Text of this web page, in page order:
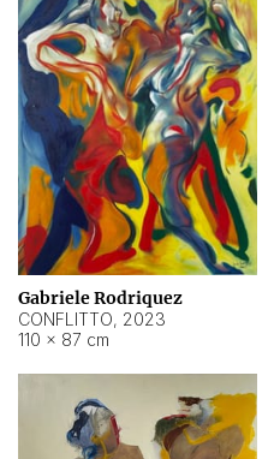
Gabriele Rodriquez
CONFLITTO, 2023
110 × 87 cm